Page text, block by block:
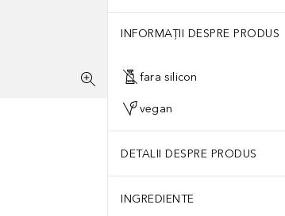
INFORMAȚII DESPRE PRODUS
fara silicon
vegan
DETALII DESPRE PRODUS
INGREDIENTE